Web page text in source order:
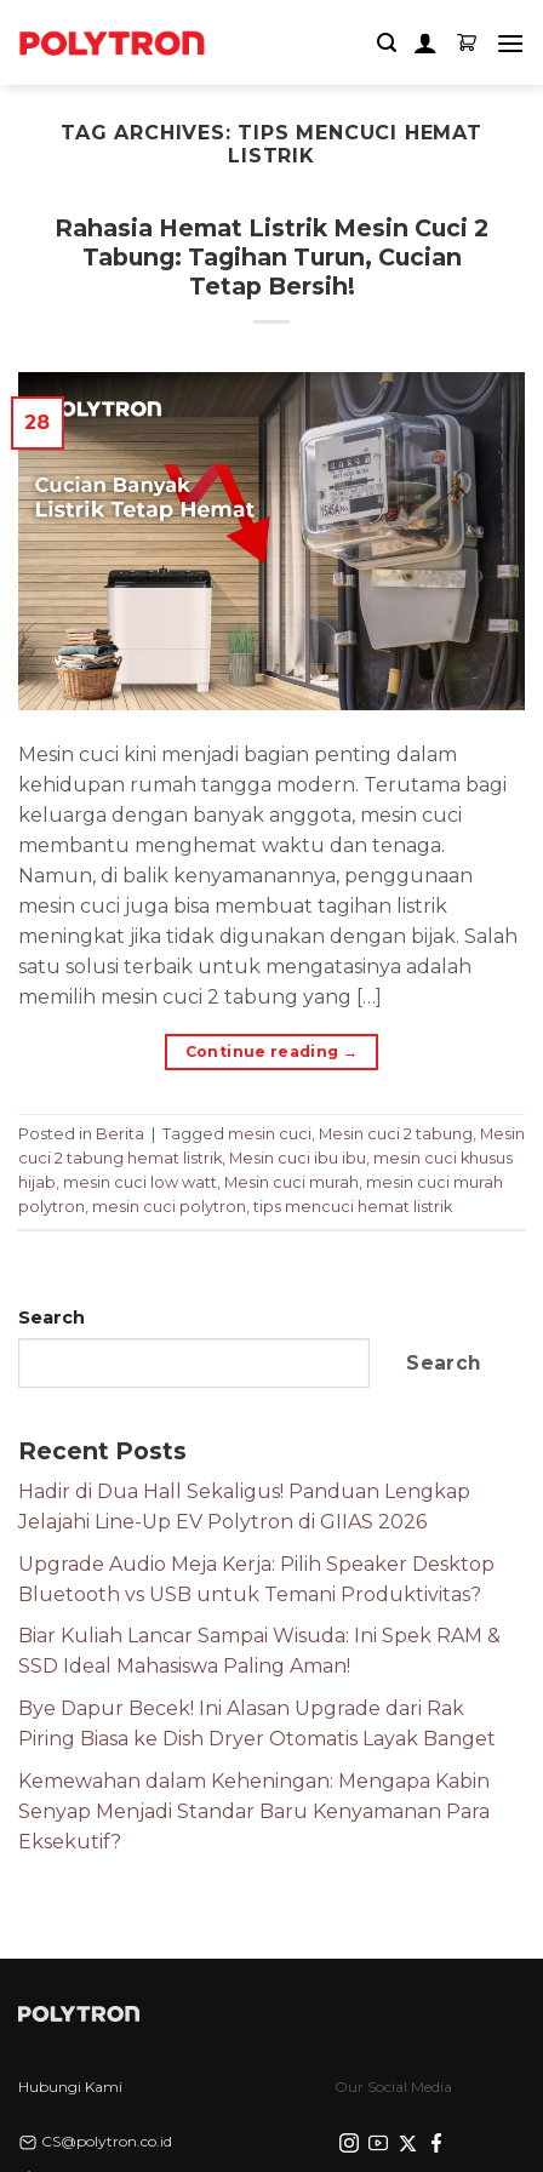
TAG ARCHIVES: TIPS MENCUCI HEMAT
LISTRIK
Rahasia Hemat Listrik Mesin Cuci 2
Tabung: Tagihan Turun, Cucian
Tetap Bersih!
28
Mesin cuci kini menjadi bagian penting dalam
kehidupan rumah tangga modern. Terutama bagi
keluarga dengan banyak anggota, mesin cuci
membantu menghemat waktu dan tenaga.
Namun, di balik kenyamanannya, penggunaan
mesin cuci juga bisa membuat tagihan listrik
meningkat jika tidak digunakan dengan bijak. Salah
satu solusi terbaik untuk mengatasinya adalah
memilih mesin cuci 2 tabung yang […]
Continue reading →
Posted in Berita Tagged mesin cuci, Mesin cuci 2 tabung, Mesin
cuci 2 tabung hemat listrik, Mesin cuci ibu ibu, mesin cuci khusus
hijab, mesin cuci low watt, Mesin cuci murah, mesin cuci murah
polytron, mesin cuci polytron, tips mencuci hemat listrik
Search
Search
Recent Posts
Hadir di Dua Hall Sekaligus! Panduan Lengkap
Jelajahi Line-Up EV Polytron di GIIAS 2026
Upgrade Audio Meja Kerja: Pilih Speaker Desktop
Bluetooth vs USB untuk Temani Produktivitas?
Biar Kuliah Lancar Sampai Wisuda: Ini Spek RAM &
SSD Ideal Mahasiswa Paling Aman!
Bye Dapur Becek! Ini Alasan Upgrade dari Rak
Piring Biasa ke Dish Dryer Otomatis Layak Banget
Kemewahan dalam Keheningan: Mengapa Kabin
Senyap Menjadi Standar Baru Kenyamanan Para
Eksekutif?
Hubungi Kami
CS@polytron.co.id
Our Social Media